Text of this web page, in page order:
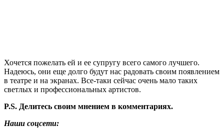
Хочется пожелать ей и ее супругу всего самого лучшего.
Надеюсь, они еще долго будут нас радовать своим появлением
в театре и на экранах. Все-таки сейчас очень мало таких
светлых и профессиональных артистов.
P.S. Делитесь своим мнением в комментариях.
Наши соцсети: